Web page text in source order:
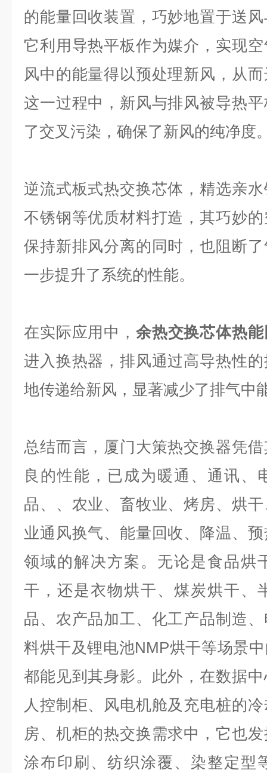
的能量回收装置，巧妙地置于送
它利用导热平板作为媒介，实现
风中的能量得以预处理新风，从
这一过程中，新风与排风被导热
了交叉污染，确保了新风的纯净度
逆流式板式热交换芯体，精选亲
不锈钢等优质材料打造，其巧妙
保持新排风分离的同时，也阻断
一步提升了系统的性能。
在实际应用中， 余热交换芯体热
进入换热器，排风通过高导热性
地传递给新风，显著减少了排气中
总结而言，厦门大策热交换器凭
良的性能，已成为暖通、通讯、
品、、农业、畜牧业、烤房、烘
业通风换气、能量回收、降温、
领域的解决方案。无论是食品烘
干，还是衣物烘干、煤炭烘干、
品、农产品加工、化工产品制造
料烘干及锂电池NMP烘干等场景
都能见到其身影。此外，在数据
人控制柜、风电机舱及充电桩的
房、机柜的热交换需求中，它也
涂布印刷、纺织涂覆、染整定型